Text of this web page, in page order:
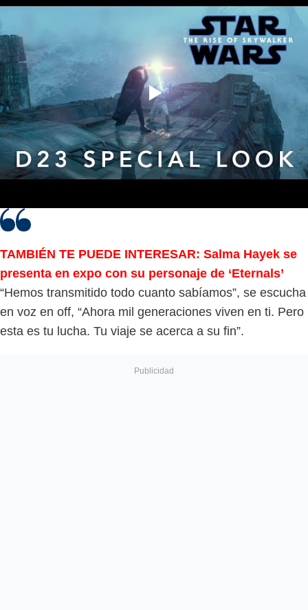
TAMBIÉN TE PUEDE INTERESAR: Salma Hayek se
presenta en expo con su personaje de ‘Eternals’
“Hemos transmitido todo cuanto sabíamos”, se escucha
en voz en off, “Ahora mil generaciones viven en ti. Pero
esta es tu lucha. Tu viaje se acerca a su fin”.